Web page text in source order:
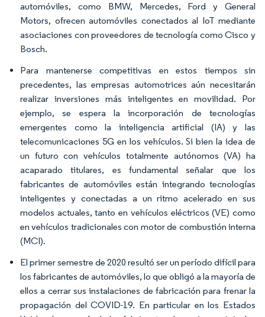
automóviles, como BMW, Mercedes, Ford y General
Motors, ofrecen automóviles conectados al IoT mediante
asociaciones con proveedores de tecnología como Cisco y
Bosch.
Para mantenerse competitivas en estos tiempos sin
precedentes, las empresas automotrices aún necesitarán
realizar inversiones más inteligentes en movilidad. Por
ejemplo, se espera la incorporación de tecnologías
emergentes como la inteligencia artificial (IA) y las
telecomunicaciones 5G en los vehículos. Si bien la idea de
un futuro con vehículos totalmente autónomos (VA) ha
acaparado titulares, es fundamental señalar que los
fabricantes de automóviles están integrando tecnologías
inteligentes y conectadas a un ritmo acelerado en sus
modelos actuales, tanto en vehículos eléctricos (VE) como
en vehículos tradicionales con motor de combustión interna
(MCI).
El primer semestre de 2020 resultó ser un período difícil para
los fabricantes de automóviles, lo que obligó a la mayoría de
ellos a cerrar sus instalaciones de fabricación para frenar la
propagación del COVID-19. En particular en los Estados